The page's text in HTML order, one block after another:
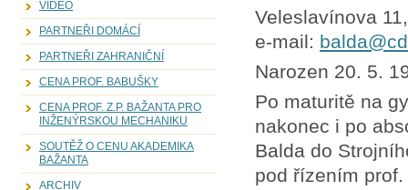
VIDEO
PARTNEŘI DOMÁCÍ
PARTNEŘI ZAHRANIČNÍ
CENA PROF. BABUŠKY
CENA PROF. Z.P. BAŽANTA PRO
INŽENÝRSKOU MECHANIKU
SOUTĚŽ O CENU AKADEMIKA
BAŽANTA
ARCHIV
Veleslavínova
e-mail:
Narozen 20. 5.
Po maturitě na
nakonec i po
Balda do
pod řízením